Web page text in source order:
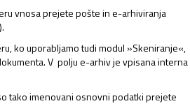
vnosa prejete pošte in e-arhiviranja
ko uporabljamo tudi modul »Skeniranje«,
V polju e-arhiv je vpisana interna
tako imenovani osnovni podatki prejete